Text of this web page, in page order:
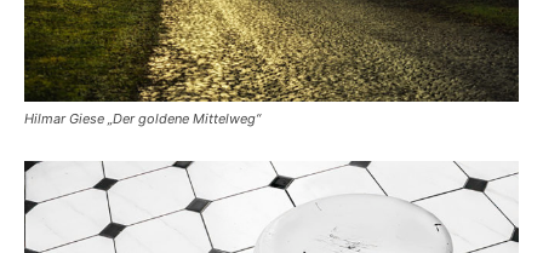
Hilmar Giese „Der goldene Mittelweg“